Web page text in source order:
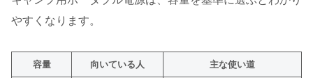
やすくなります。
容量 向いている人 主な使い道